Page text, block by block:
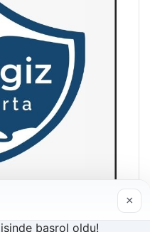
×